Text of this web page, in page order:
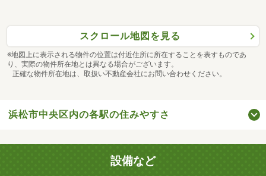
スクロール地図を見る
※地図上に表示される物件の位置は付近住所に所在することを表すものであ
り、実際の物件所在地とは異なる場合がございます。
正確な物件所在地は、取扱い不動産会社にお問い合わせください。
浜松市中央区内の各駅の住みやすさ
設備など